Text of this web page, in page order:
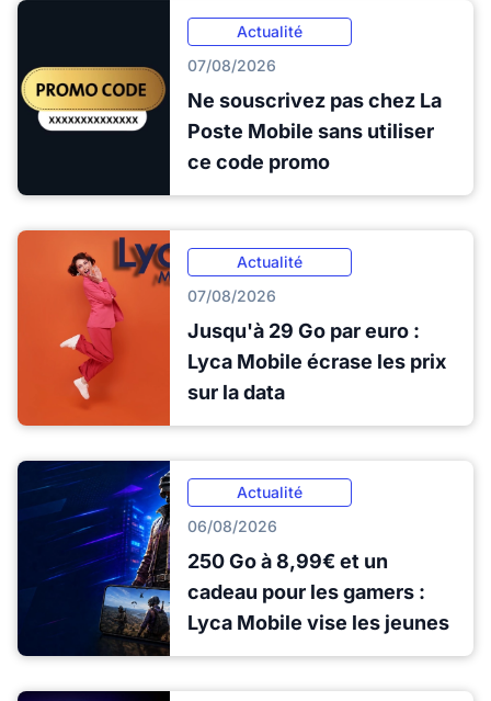
Actualité
07/08/2026
Ne souscrivez pas chez La
Poste Mobile sans utiliser
ce code promo
Actualité
07/08/2026
Jusqu'à 29 Go par euro :
Lyca Mobile écrase les prix
sur la data
Actualité
06/08/2026
250 Go à 8,99€ et un
cadeau pour les gamers :
Lyca Mobile vise les jeunes